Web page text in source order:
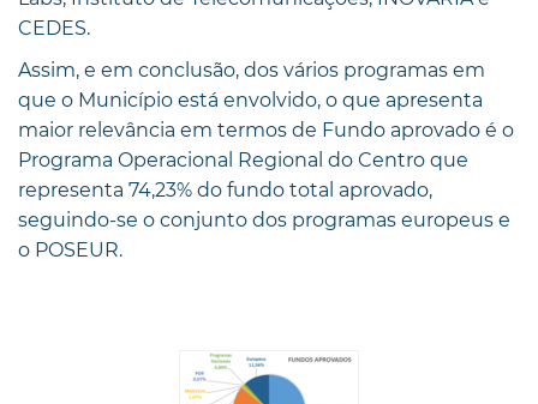
CEDES.
Assim, e em conclusão, dos vários programas em
que o Município está envolvido, o que apresenta
maior relevância em termos de Fundo aprovado é o
Programa Operacional Regional do Centro que
representa 74,23% do fundo total aprovado,
seguindo-se o conjunto dos programas europeus e
o POSEUR.